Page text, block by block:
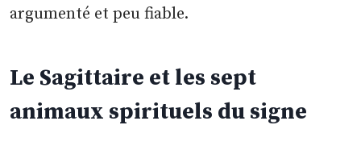
argumenté et peu fiable.
Le Sagittaire et les sept
animaux spirituels du signe